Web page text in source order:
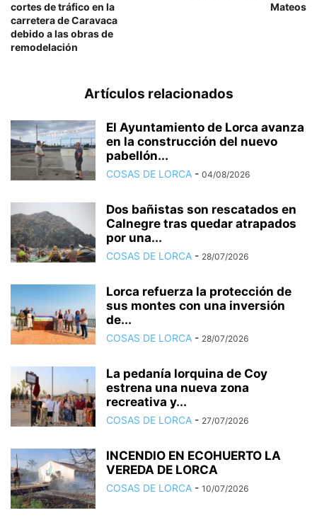
cortes de tráfico en la
carretera de Caravaca
debido a las obras de
remodelación
Mateos
Artículos relacionados
El Ayuntamiento de Lorca avanza
en la construcción del nuevo
pabellón...
COSAS DE LORCA - 04/08/2026
Dos bañistas son rescatados en
Calnegre tras quedar atrapados
por una...
COSAS DE LORCA - 28/07/2026
Lorca refuerza la protección de
sus montes con una inversión
de...
COSAS DE LORCA - 28/07/2026
La pedanía lorquina de Coy
estrena una nueva zona
recreativa y...
COSAS DE LORCA - 27/07/2026
INCENDIO EN ECOHUERTO LA
VEREDA DE LORCA
COSAS DE LORCA - 10/07/2026